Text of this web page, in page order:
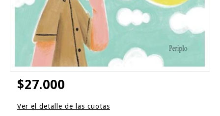
$27.000
Ver el detalle de las cuotas